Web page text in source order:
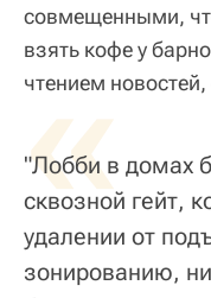
совмещенными,
взять кофе у
чтением
«
"Лобби в домах
сквозной гейт,
удалении от
зонированию,